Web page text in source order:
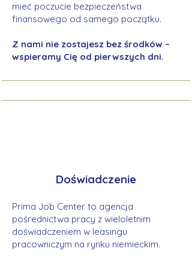
mieć poczucie bezpieczeństwa
finansowego od samego początku.
Z nami nie zostajesz bez środków –
wspieramy Cię od pierwszych dni.
Doświadczenie
Prima Job Center to agencja
pośrednictwa pracy z wieloletnim
doświadczeniem w leasingu
pracowniczym na rynku niemieckim.